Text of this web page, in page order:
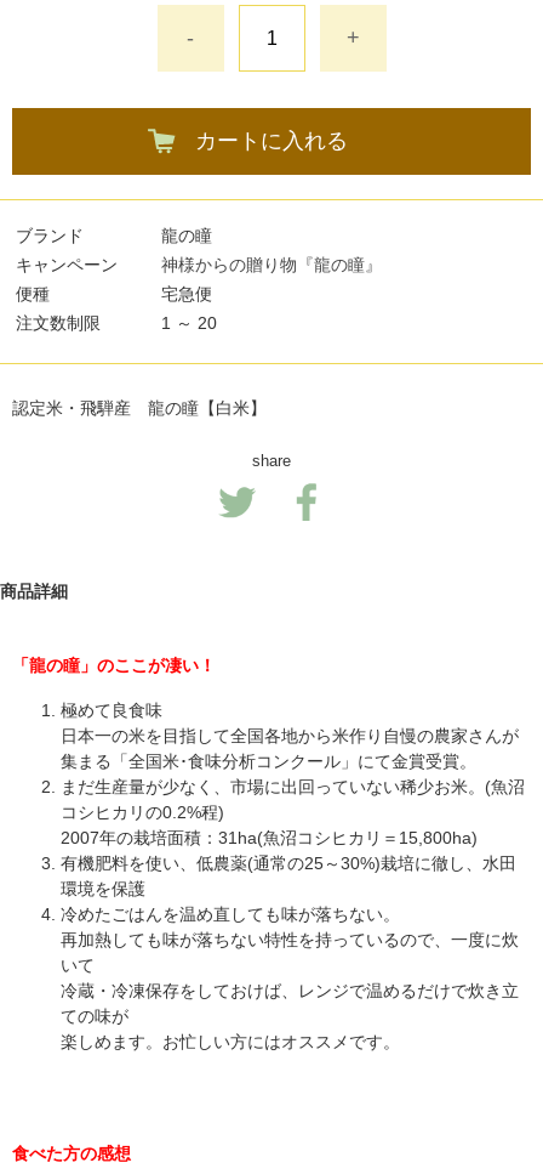
- +
カートに入れる
ブランド
龍の瞳
キャンペーン
神様からの贈り物『龍の瞳』
便種
宅急便
注文数制限
1 ～ 20
認定米・飛騨産 龍の瞳【白米】
share
商品詳細
「龍の瞳」のここが凄い！
極めて良食味
日本一の米を目指して全国各地から米作り自慢の農家さんが
集まる「全国米･食味分析コンクール」にて金賞受賞。
まだ生産量が少なく、市場に出回っていない稀少お米。(魚沼
コシヒカリの0.2%程)
2007年の栽培面積：31ha(魚沼コシヒカリ＝15,800ha)
有機肥料を使い、低農薬(通常の25～30%)栽培に徹し、水田
環境を保護
冷めたごはんを温め直しても味が落ちない。
再加熱しても味が落ちない特性を持っているので、一度に炊
いて
冷蔵・冷凍保存をしておけば、レンジで温めるだけで炊き立
ての味が
楽しめます。お忙しい方にはオススメです。
食べた方の感想